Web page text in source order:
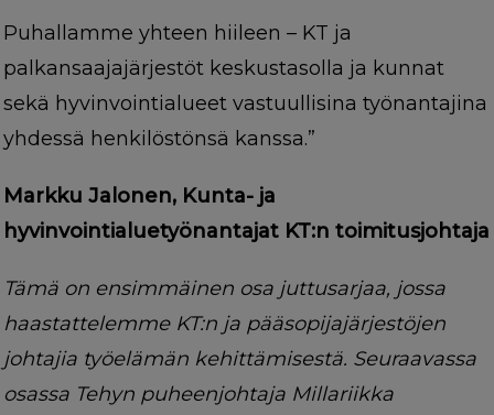
Puhallamme yhteen hiileen – KT ja
palkansaajajärjestöt keskustasolla ja kunnat
sekä hyvinvointialueet vastuullisina työnantajina
yhdessä henkilöstönsä kanssa.”
Markku Jalonen, Kunta- ja
hyvinvointialuetyönantajat KT:n toimitusjohtaja
Tämä on ensimmäinen osa juttusarjaa, jossa
haastattelemme KT:n ja pääsopijajärjestöjen
johtajia työelämän kehittämisestä. Seuraavassa
osassa Tehyn puheenjohtaja Millariikka